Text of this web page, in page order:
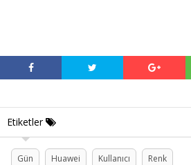
Etiketler
Gün Huawei Kullanıcı Renk